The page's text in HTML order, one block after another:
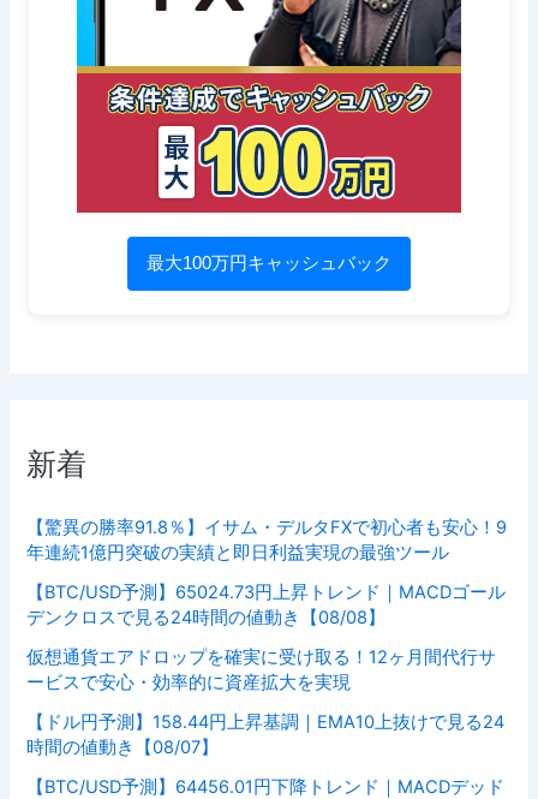
最大100万円キャッシュバック
新着
【驚異の勝率91.8％】イサム・デルタFXで初心者も安心！9
年連続1億円突破の実績と即日利益実現の最強ツール
【BTC/USD予測】65024.73円上昇トレンド｜MACDゴール
デンクロスで見る24時間の値動き【08/08】
仮想通貨エアドロップを確実に受け取る！12ヶ月間代行サ
ービスで安心・効率的に資産拡大を実現
【ドル円予測】158.44円上昇基調｜EMA10上抜けで見る24
時間の値動き【08/07】
【BTC/USD予測】64456.01円下降トレンド｜MACDデッド